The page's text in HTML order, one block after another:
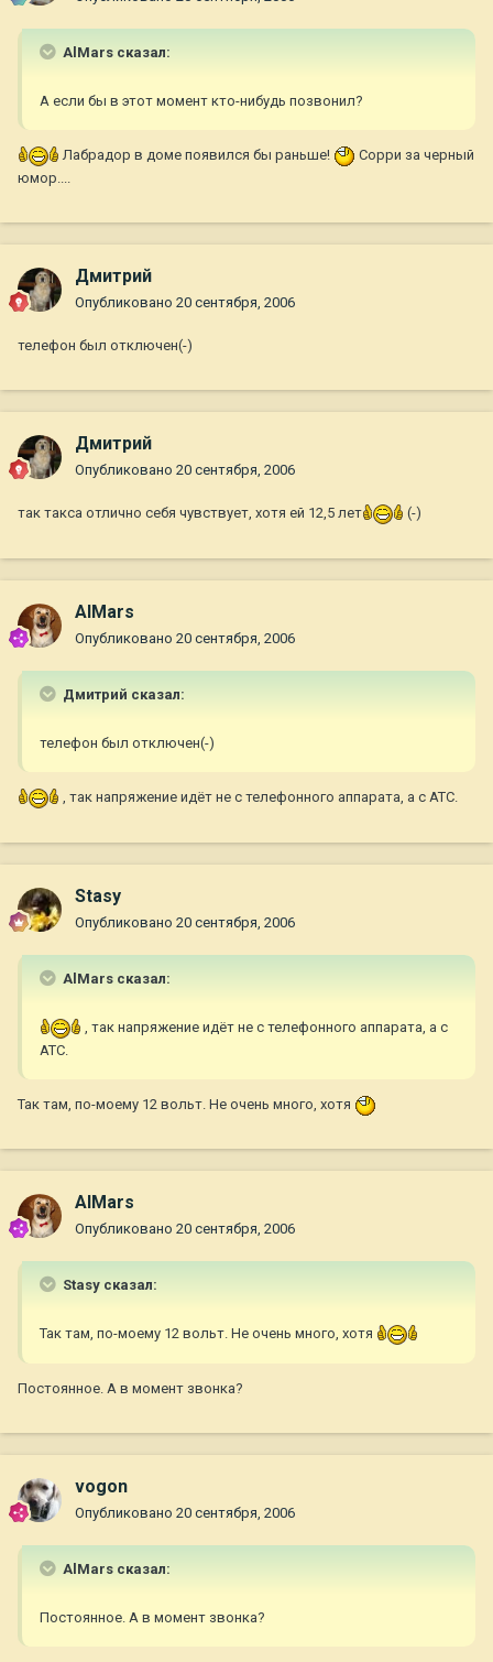
AlMars сказал:
А если бы в этот момент кто-нибудь позвонил?
Лабрадор в доме появился бы раньше!
Сорри за черный
юмор....
Дмитрий
Опубликовано 20 сентября, 2006
телефон был отключен(-)
Дмитрий
Опубликовано 20 сентября, 2006
так такса отлично себя чувствует, хотя ей 12,5 лет (-)
AlMars
Опубликовано 20 сентября, 2006
Дмитрий сказал:
телефон был отключен(-)
, так напряжение идёт не с телефонного аппарата, а с АТС.
Stasy
Опубликовано 20 сентября, 2006
AlMars сказал:
, так напряжение идёт не с телефонного аппарата, а с
АТС.
Так там, по-моему 12 вольт. Не очень много, хотя
AlMars
Опубликовано 20 сентября, 2006
Stasy сказал:
Так там, по-моему 12 вольт. Не очень много, хотя
Постоянное. А в момент звонка?
vogon
Опубликовано 20 сентября, 2006
AlMars сказал:
Постоянное. А в момент звонка?